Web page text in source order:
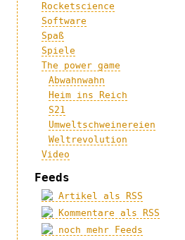
Rocketscience
Software
Spaß
Spiele
The power game
Abwahnwahn
Heim ins Reich
S21
Umweltschweinereien
Weltrevolution
Video
Feeds
Artikel als RSS
Kommentare als RSS
noch mehr Feeds